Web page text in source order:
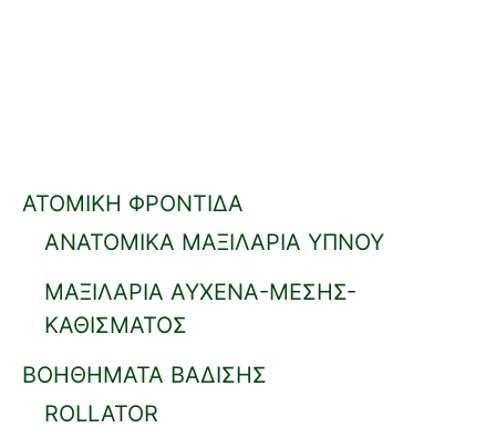
ΑΤΟΜΙΚΗ ΦΡΟΝΤΙΔΑ
ΑΝΑΤΟΜΙΚΑ ΜΑΞΙΛΑΡΙΑ ΥΠΝΟΥ
ΜΑΞΙΛΑΡΙΑ ΑΥΧΕΝΑ-ΜΕΣΗΣ-
ΚΑΘΙΣΜΑΤΟΣ
ΒΟΗΘΗΜΑΤΑ ΒΑΔΙΣΗΣ
ROLLATOR